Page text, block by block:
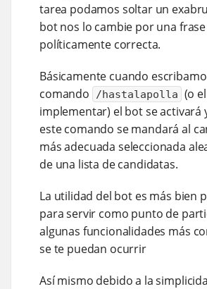
tarea podamos soltar un
bot nos lo cambie por una frase
políticamente correcta.
Básicamente cuando
comando
/hastalapolla (o
implementar) el bot se activará
este comando se mandará al
más adecuada seleccionada
de una lista de candidatas.
La utilidad del bot es más bien
para servir como punto de
algunas funcionalidades más
se te puedan ocurrir
Así mismo debido a la